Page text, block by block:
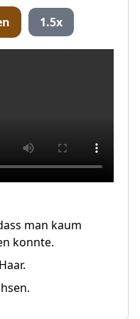
1.5x
man kaum
konnte.